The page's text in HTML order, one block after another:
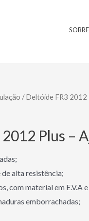
SOBRE
/ Deltóide FR3 2012
Plus –
alta resistência;
com material em E.V.A
emborrachadas;